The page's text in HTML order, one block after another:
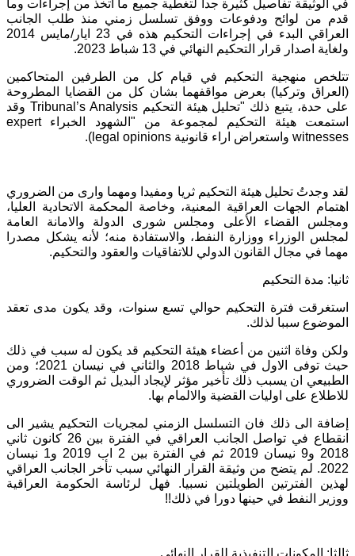
في الوثيقة تفاصيل كثيرة جدا لتغطية جميع ما اتخذ من إجراءات وما
قدم من لوائح ودفوعات ووفق تسلسل زمني منذ طلب الجانب
العراقي البدء في إجراءات التحكيم هذه في 23 ايار/مايس 2014
ولغاية اصدار قرار التحكيم النهائي في 13 شباط 2023.
تتلخص منهجية التحكيم في قيام كل من الطرفين المتحاكمين
(العراق وتركيا) بعرض مواقفهما بشان كل من القضايا المطروحة
على حدة، يتبع ذلك "تحليل هيئة التحكيم Tribunal’s Analysis وقد
استمعت هيئة التحكيم لمجموعة من "الشهود الخبراء expert
witnesses واستعراض اراء قانونية legal opinions).
لقد وجدتُ تحليل هيئة التحكيم ثريا ومفيدا ومهما وارى من الضروري
اهتمام الجهات العراقية المعنية، وخاصة المحكمة الاتحادية العليا،
ومجلس القضاء الأعلى ومجلس شورى الدولة والامانة العامة
لمجلس الوزراء ووزارة النفط، والاستفادة منه؛ لأنه يشكل مصدرا
مهما في مجال القانون الدولي للاتفاقيات والعقود والتحكيم.
ثانيا: مدة التحكيم
استغرقت فترة التحكيم حوالي تسع سنوات، وقد يكون مدى تعقد
الموضوع سببا لذلك.
ولكن وفاة اثنين من أعضاء هيئة التحكيم قد يكون له سبب في ذلك
حيث توفى الاول في شباط 2018 والثاني في نيسان 2021؛ ومن
الطبيعي ان يسبب ذلك تأخير مؤثر لإيجاد البديل ثم الوقت الضروري
للاطلاع على اوليات القضية والالمام بها.
إضافة الى ذلك فان التسلسل الزمني لمجريات التحكيم يشير الى
انقطاع في تواصل الجانب العراقي في الفترة بين 26 كانون ثاني
2018 و9 نيسان 2019 ثم في الفترة بين 2 اب 2019 و1 نيسان
2022. لم يتضح من وثيقة القرار النهائي سبب تأخر الجانب العراقي
لهذين الفترتين الطويلتين نسبيا. فهل لرئاسة الحكومة العراقية
ووزير النفط في حينها دورا في ذلك!!
ثالثا: المكونات التنفيذية للقرار النهائي